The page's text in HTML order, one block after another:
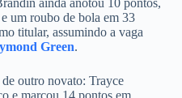
ainda anotou 10 pontos,
um roubo de bola em 33
titular, assumindo a vaga
Green.
outro novato: Trayce
e marcou 14 pontos em